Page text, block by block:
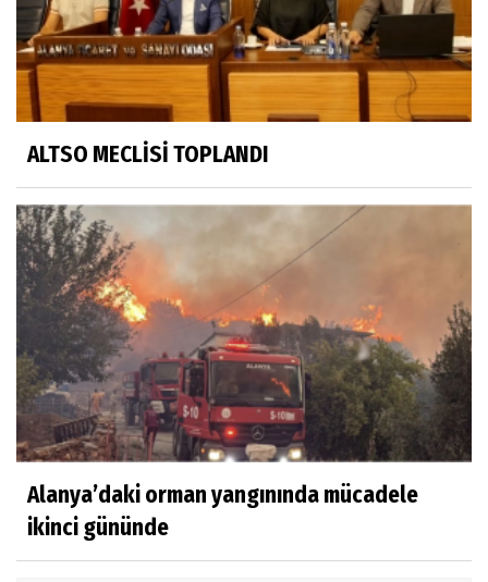
ALTSO MECLİSİ TOPLANDI
Alanya’daki orman yangınında mücadele
ikinci gününde